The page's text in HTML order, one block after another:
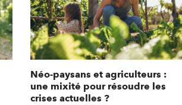
Néo-paysans et agriculteurs :
une mixité pour résoudre les
crises actuelles ?